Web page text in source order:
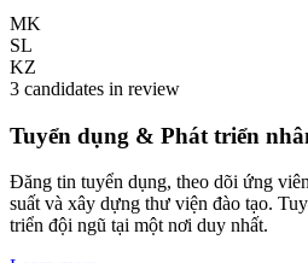
MK
SL
KZ
3 candidates in review
Tuyển dụng & Phát triển
Đăng tin tuyển dụng, theo dõi ứng
suất và xây dựng thư viện đào tạo.
triển đội ngũ tại một nơi duy nhất.